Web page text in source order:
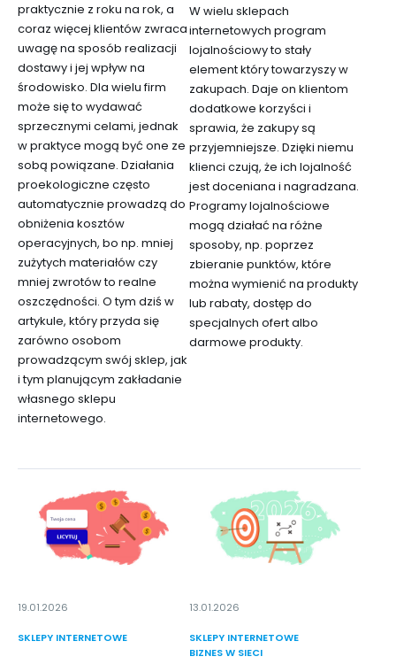
praktycznie z roku na rok, a
coraz więcej klientów zwraca
uwagę na sposób realizacji
dostawy i jej wpływ na
środowisko. Dla wielu firm
może się to wydawać
sprzecznymi celami, jednak
w praktyce mogą być one ze
sobą powiązane. Działania
proekologiczne często
automatycznie prowadzą do
obniżenia kosztów
operacyjnych, bo np. mniej
zużytych materiałów czy
mniej zwrotów to realne
oszczędności. O tym dziś w
artykule, który przyda się
zarówno osobom
prowadzącym swój sklep, jak
i tym planującym zakładanie
własnego sklepu
internetowego.
W wielu sklepach
internetowych program
lojalnościowy to stały
element który towarzyszy w
zakupach. Daje on klientom
dodatkowe korzyści i
sprawia, że zakupy są
przyjemniejsze. Dzięki niemu
klienci czują, że ich lojalność
jest doceniana i nagradzana.
Programy lojalnościowe
mogą działać na różne
sposoby, np. poprzez
zbieranie punktów, które
można wymienić na produkty
lub rabaty, dostęp do
specjalnych ofert albo
darmowe produkty.
19.01.2026
SKLEPY INTERNETOWE
13.01.2026
SKLEPY INTERNETOWE
BIZNES W SIECI